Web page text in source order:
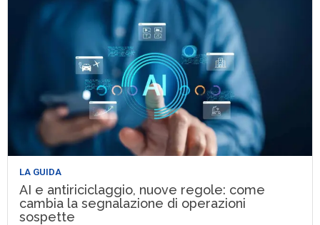
LA GUIDA
AI e antiriciclaggio, nuove regole: come
cambia la segnalazione di operazioni
sospette